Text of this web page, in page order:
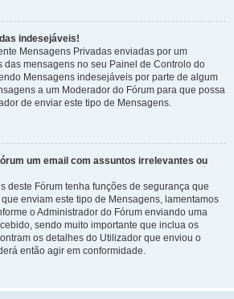
indesejáveis!
Mensagens Privadas enviadas por um
das mensagens no seu Painel de Controlo do
Mensagens indesejáveis por parte de algum
a um Moderador do Fórum para que possa
de enviar este tipo de Mensagens.
um email com assuntos irrelevantes ou
deste Fórum tenha funções de segurança que
enviam este tipo de Mensagens, lamentamos
o Administrador do Fórum enviando uma
sendo muito importante que inclua os
os detalhes do Utilizador que enviou o
então agir em conformidade.